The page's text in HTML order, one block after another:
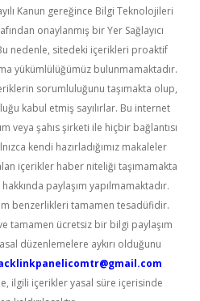
Kanun gereğince Bilgi Teknolojileri
onaylanmış bir Yer Sağlayıcı
nedenle, sitedeki içerikleri proaktif
yükümlülüğümüz bulunmamaktadır.
sorumluluğunu taşımakta olup,
kabul etmiş sayılırlar. Bu internet
veya şahıs şirketi ile hiçbir bağlantısı
kendi hazırladığımız makaleler
içerikler haber niteliği taşımamakta
paylaşım yapılmamaktadır.
benzerlikleri tamamen tesadüfidir.
tamamen ücretsiz bir bilgi paylaşım
düzenlemelere aykırı olduğunu
ilgili içerikler yasal süre içerisinde